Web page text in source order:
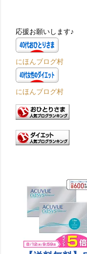
応援お願いします♪
にほんブログ村
にほんブログ村